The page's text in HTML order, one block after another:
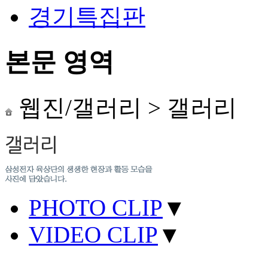
경기특집판
본문 영역
웹진/갤러리 > 갤러리
PHOTO CLIP ▼
VIDEO CLIP ▼